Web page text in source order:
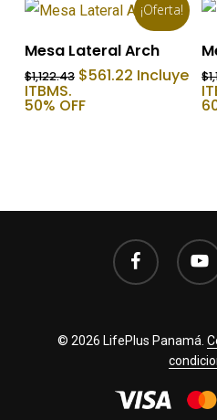
¡Oferta!
Añadir Al Carrito
Mesa Lateral Arch
$1,122.43 El
original
$561.22El
precio
Incluye
ITBMS.
50% OFF
$
facebook
© 2026 LifePlus Panamá.